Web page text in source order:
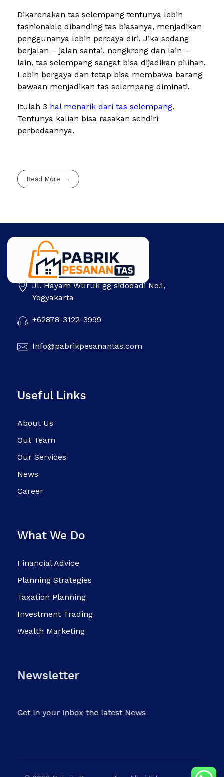
Dikarenakan tas selempang tentunya lebih
fashionable dibanding tas biasanya, menjadikan
penggunanya lebih percaya diri. Jika sedang
berjalan – jalan santai, nongkrong dan lain –
lain, tas selempang sangat bisa dijadikan pilihan.
Lebih bergaya dan tetap bisa membawa barang
bawaan menjadikan tas selempang diminati.
Itulah 3 hal menarik dari tas selempang.
Tentunya kalian bisa rasakan sendiri
perbedaannya.
Read More
Pabrik Pesanan Tas Jl. Hayam Wuruk gg sidodadi No.1,
Yogyakarta
+62878-3122-3999
Info@pabrikpesanantas.com
Useful Links
About Us
Out Team
Our Services
News
Career
What We Do
Financial Advice
Planning Strategies
Taxation Planning
Investment Trading
Wealth Marketing
Newsletter
Get in your inbox the latest News